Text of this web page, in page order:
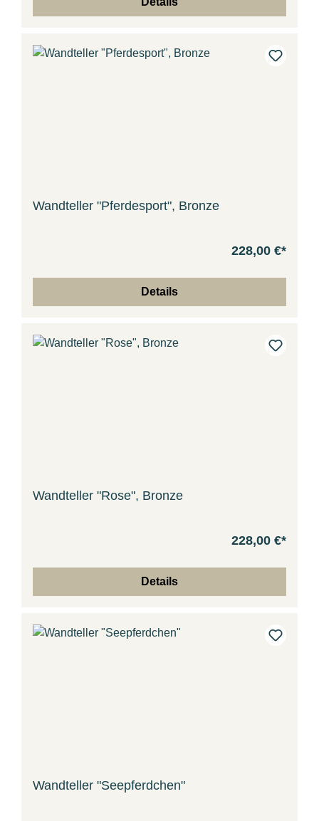
Wandteller "Pferdesport", Bronze
228,00 €*
Details
Wandteller "Rose", Bronze
228,00 €*
Details
Wandteller "Seepferdchen"